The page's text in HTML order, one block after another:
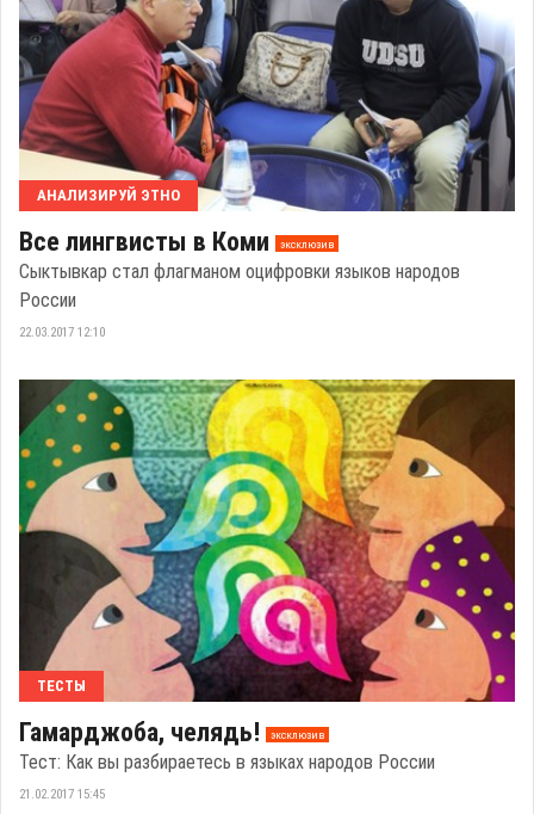
АНАЛИЗИРУЙ ЭТНО
Все лингвисты в Коми эксклюзив
Сыктывкар стал флагманом оцифровки языков народов
России
22.03.2017 12:10
ТЕСТЫ
Гамарджоба, челядь! эксклюзив
Тест: Как вы разбираетесь в языках народов России
21.02.2017 15:45